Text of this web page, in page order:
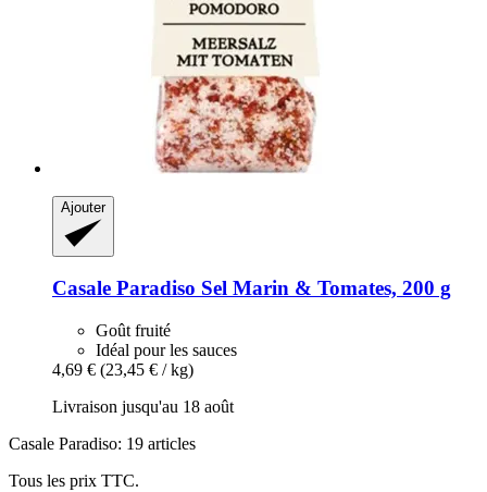
Ajouter
Casale Paradiso Sel Marin & Tomates, 200 g
Goût fruité
Idéal pour les sauces
4,69 € (23,45 € / kg)
Livraison jusqu'au 18 août
Casale Paradiso: 19 articles
Tous les prix TTC.